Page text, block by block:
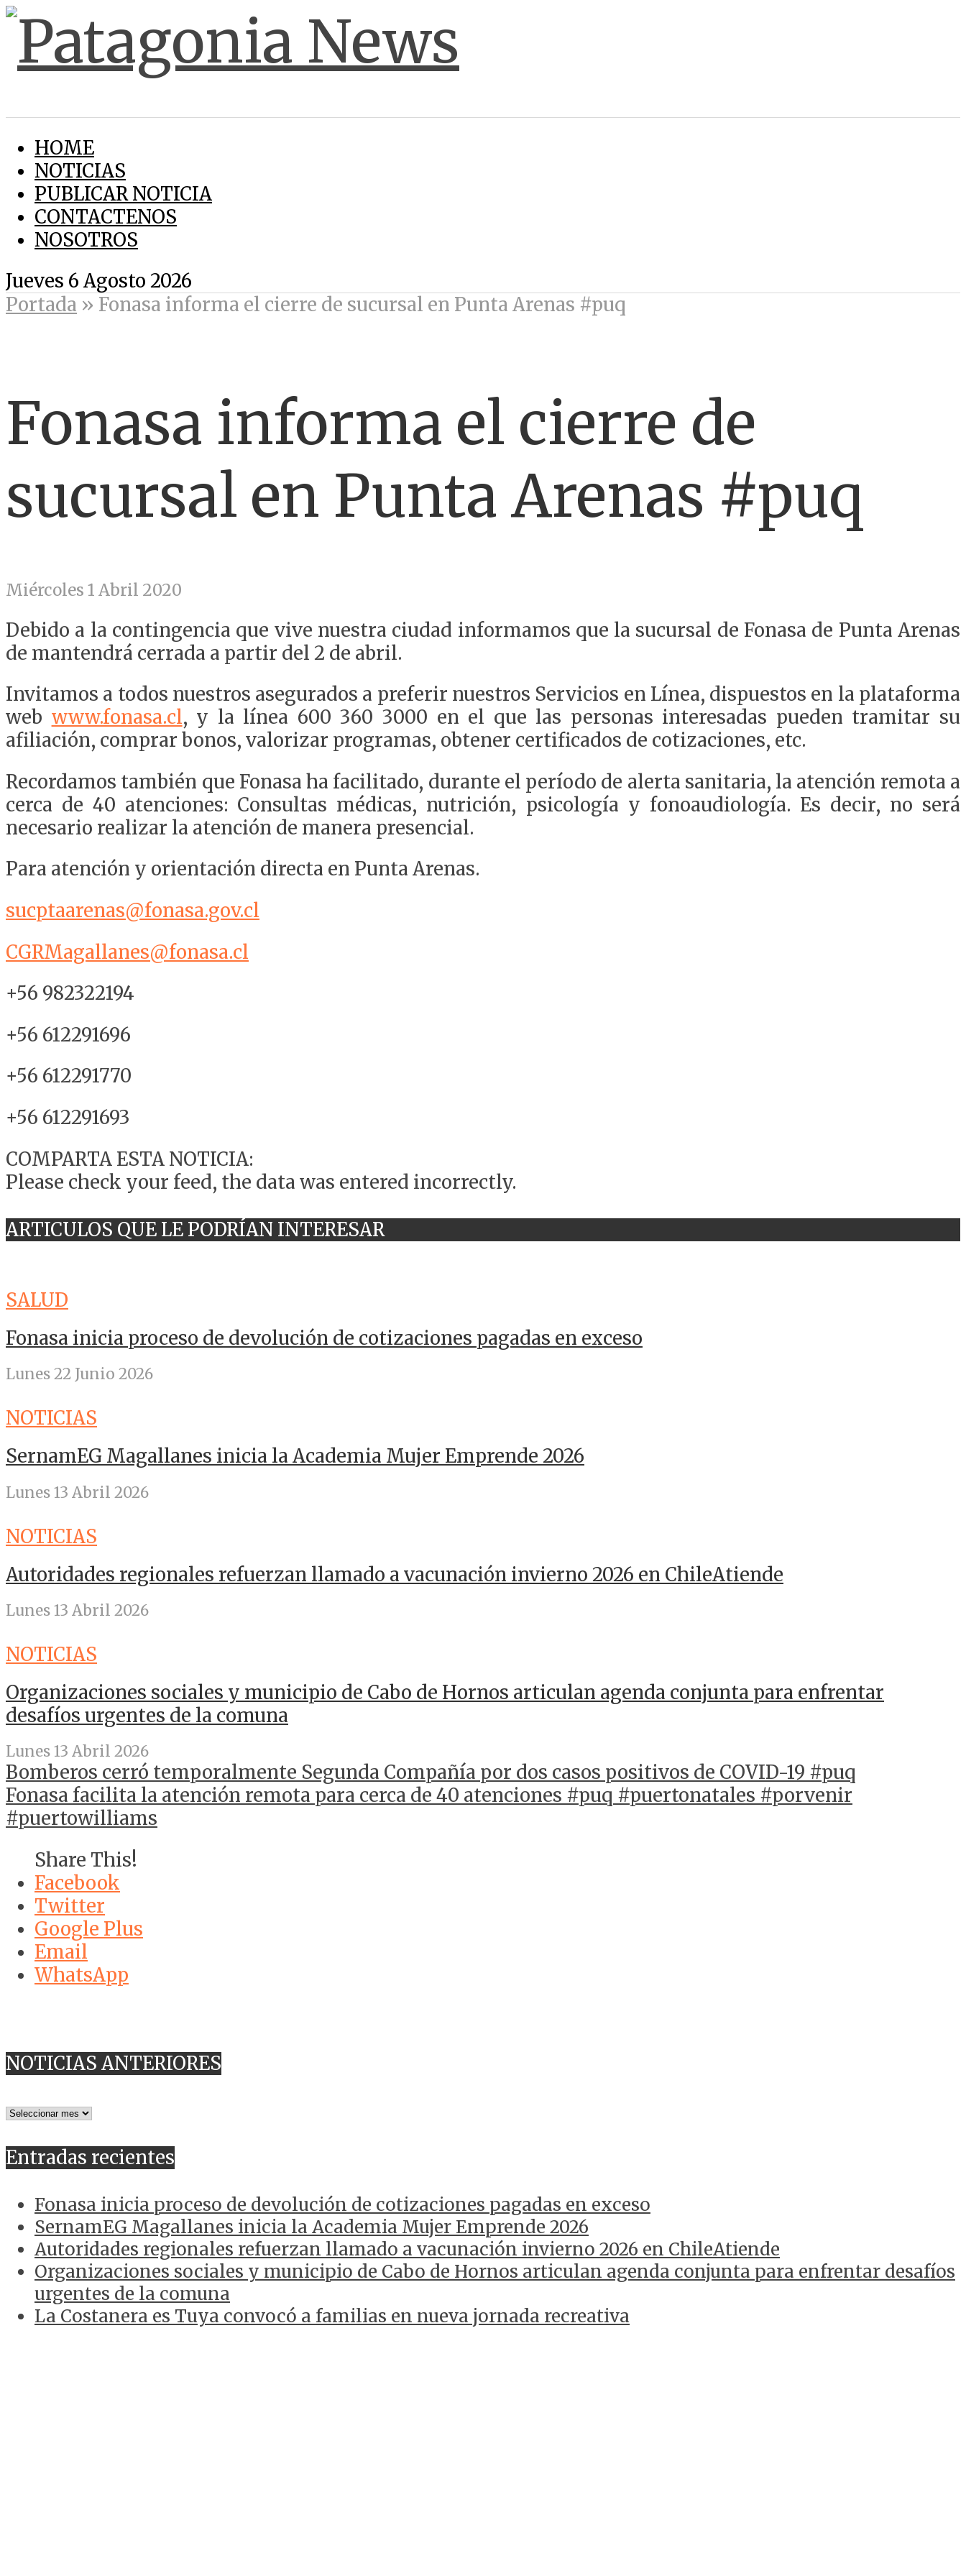
HOME
NOTICIAS
PUBLICAR NOTICIA
CONTACTENOS
NOSOTROS
Jueves 6 Agosto 2026
Portada » Fonasa informa el cierre de sucursal en Punta Arenas #puq
Fonasa informa el cierre de
sucursal en Punta Arenas #puq
Miércoles 1 Abril 2020
Debido a la contingencia que vive nuestra ciudad informamos que la sucursal de Fonasa de Punta Arenas
de mantendrá cerrada a partir del 2 de abril.
Invitamos a todos nuestros asegurados a preferir nuestros Servicios en Línea, dispuestos en la plataforma
web www.fonasa.cl, y la línea 600 360 3000 en el que las personas interesadas pueden tramitar su
afiliación, comprar bonos, valorizar programas, obtener certificados de cotizaciones, etc.
Recordamos también que Fonasa ha facilitado, durante el período de alerta sanitaria, la atención remota a
cerca de 40 atenciones: Consultas médicas, nutrición, psicología y fonoaudiología. Es decir, no será
necesario realizar la atención de manera presencial.
Para atención y orientación directa en Punta Arenas.
sucptaarenas@fonasa.gov.cl
CGRMagallanes@fonasa.cl
+56 982322194
+56 612291696
+56 612291770
+56 612291693
COMPARTA ESTA NOTICIA:
Please check your feed, the data was entered incorrectly.
ARTICULOS QUE LE PODRÍAN INTERESAR
SALUD
Fonasa inicia proceso de devolución de cotizaciones pagadas en exceso
Lunes 22 Junio 2026
NOTICIAS
SernamEG Magallanes inicia la Academia Mujer Emprende 2026
Lunes 13 Abril 2026
NOTICIAS
Autoridades regionales refuerzan llamado a vacunación invierno 2026 en ChileAtiende
Lunes 13 Abril 2026
NOTICIAS
Organizaciones sociales y municipio de Cabo de Hornos articulan agenda conjunta para enfrentar
desafíos urgentes de la comuna
Lunes 13 Abril 2026
Bomberos cerró temporalmente Segunda Compañía por dos casos positivos de COVID-19 #puq
Fonasa facilita la atención remota para cerca de 40 atenciones #puq #puertonatales #porvenir
#puertowilliams
Share This!
Facebook
Twitter
Google Plus
Email
WhatsApp
NOTICIAS ANTERIORES
NOTICIAS
Entradas recientes
Fonasa inicia proceso de devolución de cotizaciones pagadas en exceso
SernamEG Magallanes inicia la Academia Mujer Emprende 2026
Autoridades regionales refuerzan llamado a vacunación invierno 2026 en ChileAtiende
Organizaciones sociales y municipio de Cabo de Hornos articulan agenda conjunta para enfrentar desafíos
urgentes de la comuna
La Costanera es Tuya convocó a familias en nueva jornada recreativa